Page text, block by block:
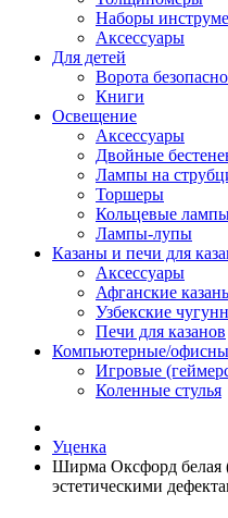
Наборы
Аксессуары
Для детей
Ворота
Книги
Освещение
Аксессуары
Двойные
Лампы на
Торшеры
Кольцевые
Лампы-лупы
Казаны и печи для
Аксессуары
Афганские
Узбекские
Печи для казанов
Компьютерные/
Игровые
Коленные стулья
Уценка
Ширма Оксфорд белая
эстетическими